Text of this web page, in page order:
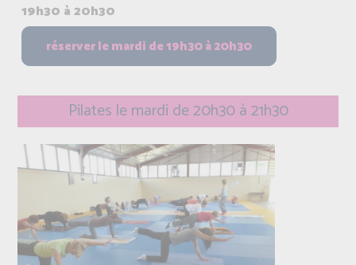
19h30 à 20h30
Pilates le mardi de 20h30 à 21h30